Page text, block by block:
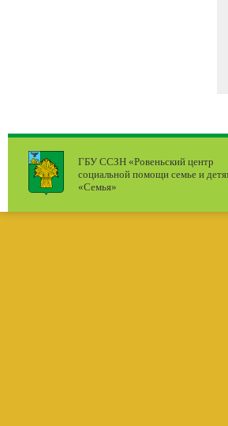
ГБУ ССЗН «Ровеньский центр
социальной помощи семье и
«Семья»